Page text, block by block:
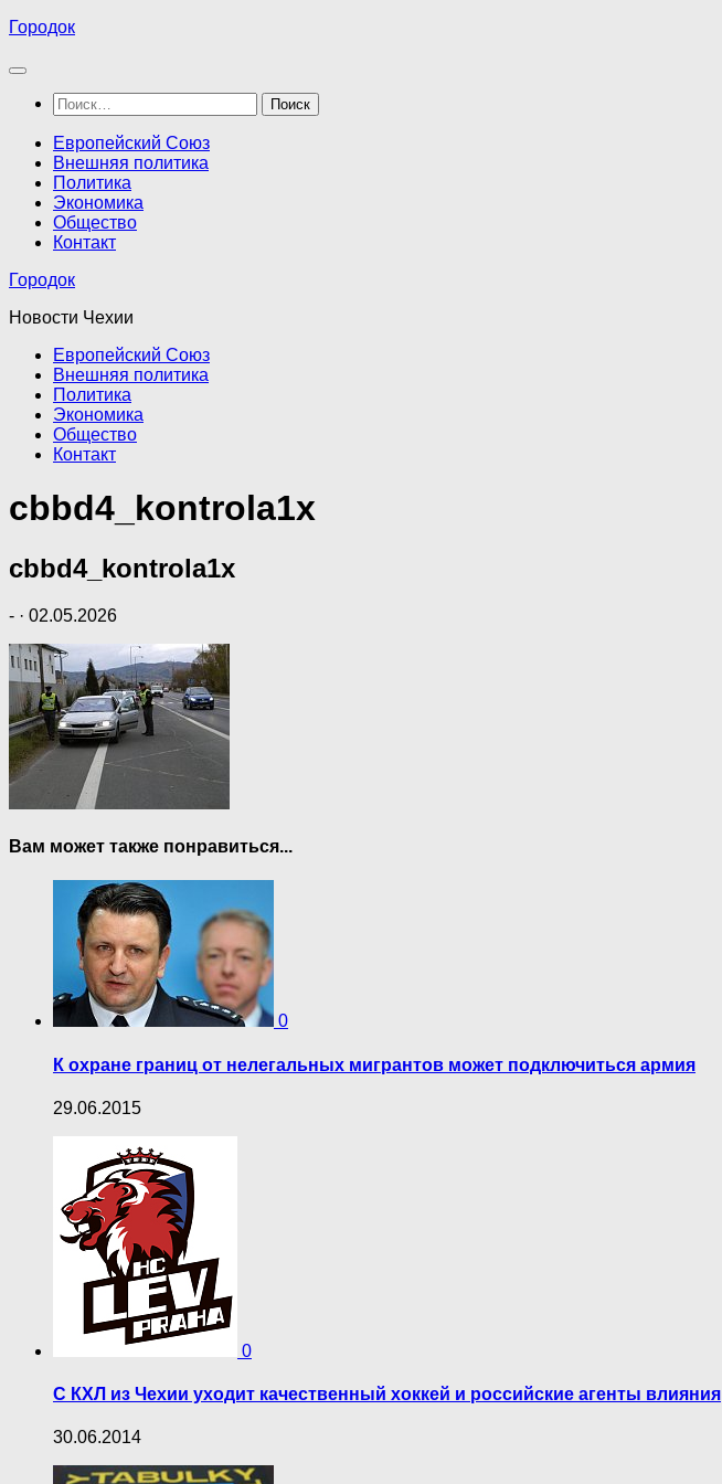
Перейти
содержимому
Городок
Найти:
Европейский Союз
Внешняя политика
Политика
Экономика
Общество
Контакт
Городок
Новости Чехии
Европейский Союз
Внешняя политика
Политика
Экономика
Общество
Контакт
cbbd4_kontrola1x
cbbd4_kontrola1x
- · 02.05.2026
Вам может также понравиться...
0
К охране границ от нелегальных мигрантов может подключиться армия
29.06.2015
0
С КХЛ из Чехии уходит качественный хоккей и российские агенты влияния
30.06.2014